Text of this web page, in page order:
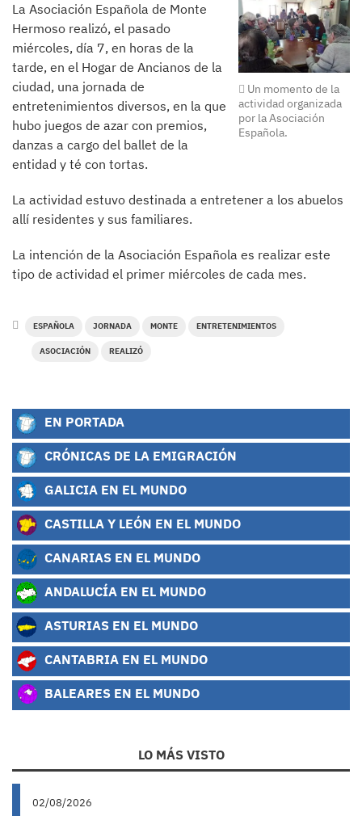
Un momento de la
actividad organizada
por la Asociación
Española.
La Asociación Española de Monte
Hermoso realizó, el pasado
miércoles, día 7, en horas de la
tarde, en el Hogar de Ancianos de la
ciudad, una jornada de
entretenimientos diversos, en la que
hubo juegos de azar con premios,
danzas a cargo del ballet de la
entidad y té con tortas.
La actividad estuvo destinada a entretener a los abuelos
allí residentes y sus familiares.
La intención de la Asociación Española es realizar este
tipo de actividad el primer miércoles de cada mes.
ESPAÑOLA JORNADA MONTE ENTRETENIMIENTOS
ASOCIACIÓN REALIZÓ
EN PORTADA
CRÓNICAS DE LA EMIGRACIÓN
GALICIA EN EL MUNDO
CASTILLA Y LEÓN EN EL MUNDO
CANARIAS EN EL MUNDO
ANDALUCÍA EN EL MUNDO
ASTURIAS EN EL MUNDO
CANTABRIA EN EL MUNDO
BALEARES EN EL MUNDO
LO MÁS VISTO
02/08/2026